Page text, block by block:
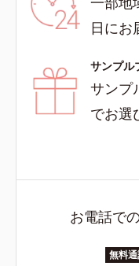
日にお
サンプル
サンプ
でお選
お電話で
無料